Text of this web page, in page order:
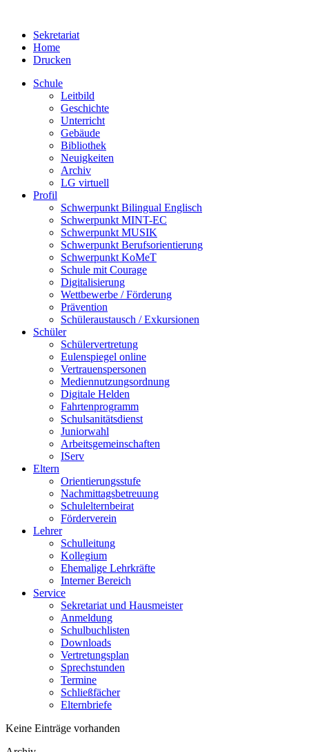
Sekretariat
Home
Drucken
Schule
Leitbild
Geschichte
Unterricht
Gebäude
Bibliothek
Neuigkeiten
Archiv
LG virtuell
Profil
Schwerpunkt Bilingual Englisch
Schwerpunkt MINT-EC
Schwerpunkt MUSIK
Schwerpunkt Berufsorientierung
Schwerpunkt KoMeT
Schule mit Courage
Digitalisierung
Wettbewerbe / Förderung
Prävention
Schüleraustausch / Exkursionen
Schüler
Schülervertretung
Eulenspiegel online
Vertrauenspersonen
Mediennutzungsordnung
Digitale Helden
Fahrtenprogramm
Schulsanitätsdienst
Juniorwahl
Arbeitsgemeinschaften
IServ
Eltern
Orientierungsstufe
Nachmittagsbetreuung
Schulelternbeirat
Förderverein
Lehrer
Schulleitung
Kollegium
Ehemalige Lehrkräfte
Interner Bereich
Service
Sekretariat und Hausmeister
Anmeldung
Schulbuchlisten
Downloads
Vertretungsplan
Sprechstunden
Termine
Schließfächer
Elternbriefe
Keine Einträge vorhanden